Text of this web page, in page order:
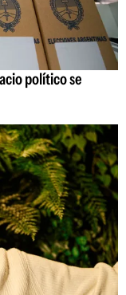
político se